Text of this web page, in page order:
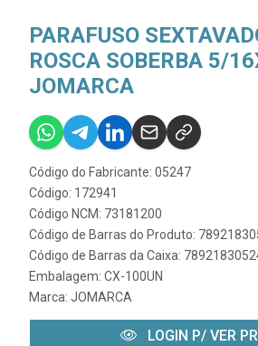
PARAFUSO
ROSCA SOBERBA 5/
JOMARCA
Código do Fabricante: 05247
Código: 172941
Código NCM: 73181200
Código de Barras do Produto:
Código de Barras da Caixa:
Embalagem: CX-100UN
Marca: JOMARCA
LOGIN P/ VER